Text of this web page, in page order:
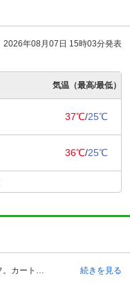
2026年08月07日 15時03分発表
気温（最高/最低）
37℃/25℃
36℃/25℃
春日居ゴルフ倶楽部の予約ならじゃらんゴルフ。カートの有無や利用税、キャンセル料、ナイター設備、駐車場などのコース情報はもちろん、口コミ、フォトギャラリーなどコースの難易度や攻略に役立つ情報充実、予約する度にポイントが貯まるのでお得にゴルフをお楽しみ頂けます。 富士山を望む美しいロケーションにある春日居ゴルフ倶楽部ですが、交通のアクセスが良いことも知られています。中部地方からも関東地方からもアクセスの良い中央自動車道を利用して、一宮御坂インターチェンジより約10キロメートル、約10分です。電車の場合、JR中央本線の石和温泉駅や山梨市駅より自動車で約10分です。 春日居ゴルフ倶楽部に到着しますと、英国チューダー王朝式クラブハウスが見え、プレーヤーの気持ちを高揚させます。また施設内にある開放的なガラス張りのバスルームからは、富士山を眺めることができゴルフの疲れを癒すことができます。また、レストランからも雄大な甲府盆地を眺望しながら食事を楽しめるゴルフ場です。 続きを見る